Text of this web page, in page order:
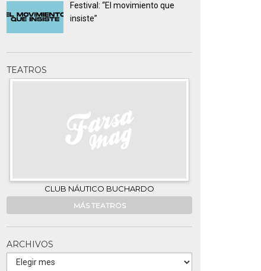
Festival: “El movimiento que
insiste”
TEATROS
CLUB NÁUTICO BUCHARDO
MÁS TEATROS
ARCHIVOS